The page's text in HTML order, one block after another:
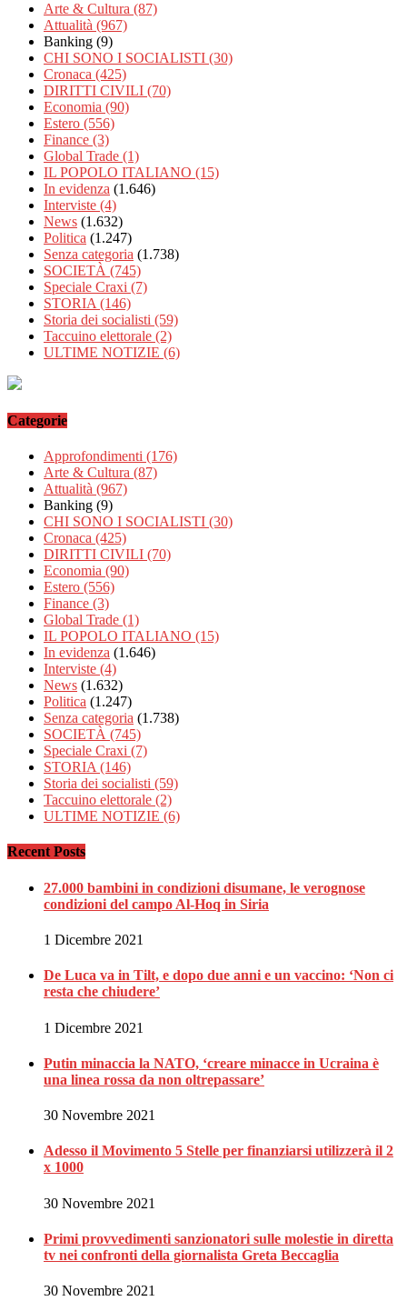
Arte & Cultura (87)
Attualità (967)
Banking (9)
CHI SONO I SOCIALISTI (30)
Cronaca (425)
DIRITTI CIVILI (70)
Economia (90)
Estero (556)
Finance (3)
Global Trade (1)
IL POPOLO ITALIANO (15)
In evidenza (1.646)
Interviste (4)
News (1.632)
Politica (1.247)
Senza categoria (1.738)
SOCIETÀ (745)
Speciale Craxi (7)
STORIA (146)
Storia dei socialisti (59)
Taccuino elettorale (2)
ULTIME NOTIZIE (6)
Categorie
Approfondimenti (176)
Arte & Cultura (87)
Attualità (967)
Banking (9)
CHI SONO I SOCIALISTI (30)
Cronaca (425)
DIRITTI CIVILI (70)
Economia (90)
Estero (556)
Finance (3)
Global Trade (1)
IL POPOLO ITALIANO (15)
In evidenza (1.646)
Interviste (4)
News (1.632)
Politica (1.247)
Senza categoria (1.738)
SOCIETÀ (745)
Speciale Craxi (7)
STORIA (146)
Storia dei socialisti (59)
Taccuino elettorale (2)
ULTIME NOTIZIE (6)
Recent Posts
27.000 bambini in condizioni disumane, le verognose
condizioni del campo Al-Hoq in Siria
1 Dicembre 2021
De Luca va in Tilt, e dopo due anni e un vaccino: ‘Non ci
resta che chiudere’
1 Dicembre 2021
Putin minaccia la NATO, ‘creare minacce in Ucraina è
una linea rossa da non oltrepassare’
30 Novembre 2021
Adesso il Movimento 5 Stelle per finanziarsi utilizzerà il 2
x 1000
30 Novembre 2021
Primi provvedimenti sanzionatori sulle molestie in diretta
tv nei confronti della giornalista Greta Beccaglia
30 Novembre 2021